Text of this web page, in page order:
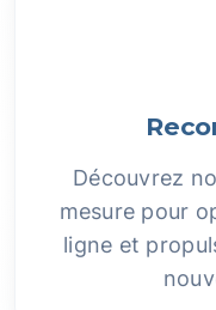
Découvrez
mesure pour
ligne et